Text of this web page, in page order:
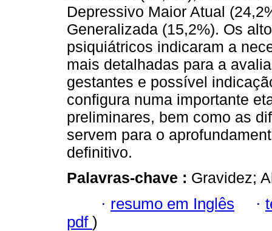
Depressivo Maior Atual
Generalizada (15,2%). Os
psiquiátricos indicaram a
mais detalhadas para a
gestantes e possível
configura numa importante
preliminares, bem como as
servem para o
definitivo.
Palavras-chave : Gravidez;
· resumo em Inglês ·
pdf )